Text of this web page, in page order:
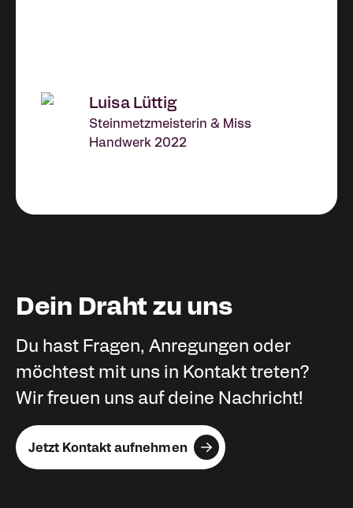
Luisa Lüttig
Steinmetzmeisterin & Miss
Handwerk 2022
Dein Draht zu uns
Du hast Fragen, Anregungen oder
möchtest mit uns in Kontakt treten?
Wir freuen uns auf deine Nachricht!
Jetzt Kontakt aufnehmen